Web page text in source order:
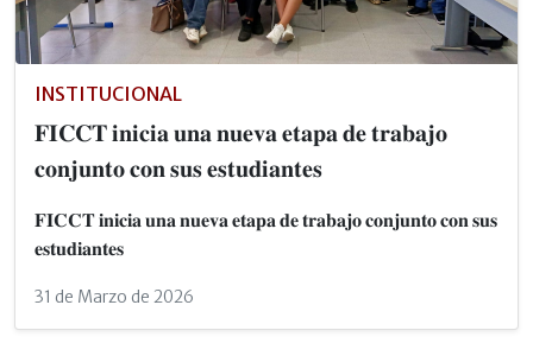
INSTITUCIONAL
𝐅𝐈𝐂𝐂𝐓 𝐢𝐧𝐢𝐜𝐢𝐚 𝐮𝐧𝐚 𝐧𝐮𝐞𝐯𝐚 𝐞𝐭𝐚𝐩𝐚 𝐝𝐞 𝐭𝐫𝐚𝐛𝐚𝐣𝐨
𝐜𝐨𝐧𝐣𝐮𝐧𝐭𝐨 𝐜𝐨𝐧 𝐬𝐮𝐬 𝐞𝐬𝐭𝐮𝐝𝐢𝐚𝐧𝐭𝐞𝐬
𝐅𝐈𝐂𝐂𝐓 𝐢𝐧𝐢𝐜𝐢𝐚 𝐮𝐧𝐚 𝐧𝐮𝐞𝐯𝐚 𝐞𝐭𝐚𝐩𝐚 𝐝𝐞 𝐭𝐫𝐚𝐛𝐚𝐣𝐨 𝐜𝐨𝐧𝐣𝐮𝐧𝐭𝐨 𝐜𝐨𝐧 𝐬𝐮𝐬
𝐞𝐬𝐭𝐮𝐝𝐢𝐚𝐧𝐭𝐞𝐬
31 de Marzo de 2026